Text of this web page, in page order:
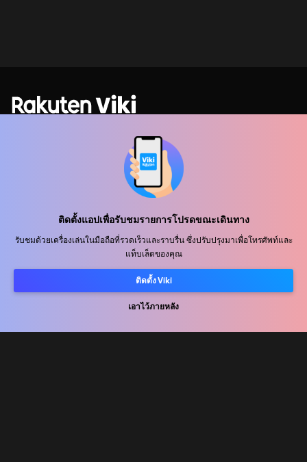
ติดตั้งแอปเพื่อรับชมรายการโปรดขณะเดินทาง
รับชมด้วยเครื่องเล่นในมือถือที่รวดเร็วและราบรื่น ซึ่งปรับปรุงมาเพื่อโทรศัพท์และ
แท็บเล็ตของคุณ
ติดตั้ง Viki
เอาไว้ภายหลัง
ร่วมงานกับเรา
ศูนย์ประชาสัมพันธ์
ข้อกำหนดการใช้งาน